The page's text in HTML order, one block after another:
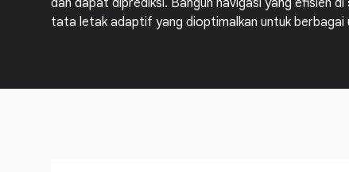
dan dapat diprediksi. Bangun navigasi yang efisien
tata letak adaptif yang dioptimalkan untuk berbagai